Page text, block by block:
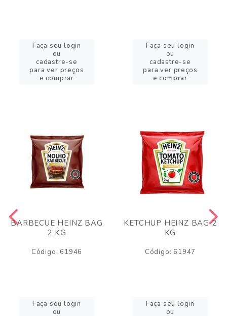
Faça seu login
ou
cadastre-se
para ver preços
e comprar
Faça seu login
ou
cadastre-se
para ver preços
e comprar
BARBECUE HEINZ BAG
2 KG
Código: 61946
Faça seu login
ou
KETCHUP HEINZ BAG 2
KG
Código: 61947
Faça seu login
ou